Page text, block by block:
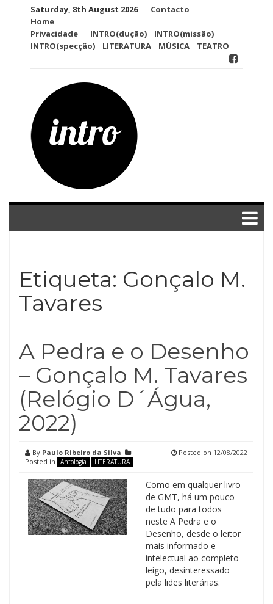
Saturday, 8th August 2026
Contacto
Home
Privacidade
INTRO(dução)
INTRO(missão)
INTRO(specção)
LITERATURA MÚSICA TEATRO
Etiqueta: Gonçalo M.
Tavares
A Pedra e o Desenho
– Gonçalo M. Tavares
(Relógio D´Água,
2022)
By Paulo Ribeiro da Silva
Posted in
Antologia LITERATURA
Posted on 12/08/2022
Como em qualquer livro
de GMT, há um pouco
de tudo para todos
neste A Pedra e o
Desenho, desde o leitor
mais informado e
intelectual ao completo
leigo, desinteressado
pela lides literárias.